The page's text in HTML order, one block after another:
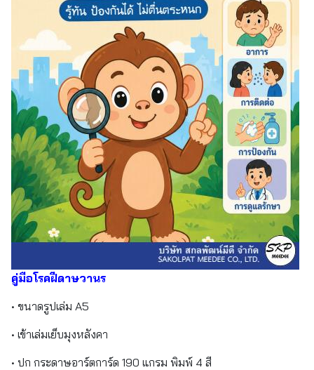
คู่มือโรคฝีดาษวานร
• ขนาดรูปเล่ม A5
• เข้าเล่มเย็บมุงหลังคา
• ปก กระดาษอาร์ตการ์ด 190 แกรม พิมพ์ 4 สี